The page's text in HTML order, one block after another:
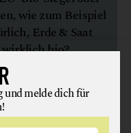
wie zum Beispiel
Erde & Saat
bio?
und melde dich für